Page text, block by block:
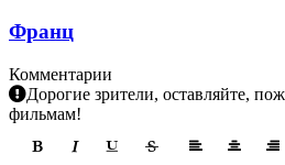
Франц
Комментарии
Дорогие зрители, оставляйте,
фильмам!